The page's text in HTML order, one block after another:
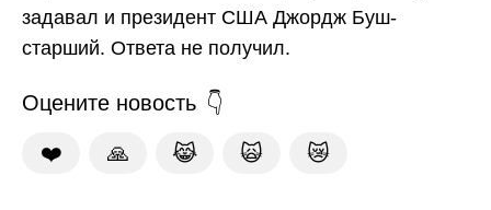
задавал и президент США Джордж Буш-
старший. Ответа не получил.
Оцените новость
❤️ 🙏 😹 🙀 😿